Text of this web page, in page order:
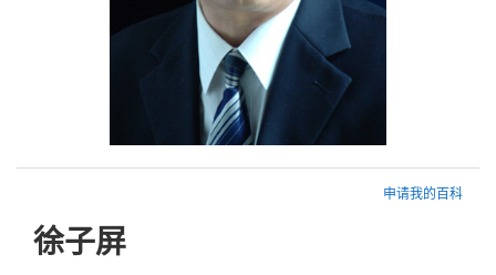
申请我的百科
徐子屏